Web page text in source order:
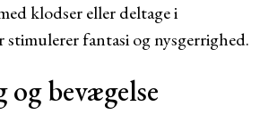
klodser eller deltage i
stimulerer fantasi og nysgerrighed.
bevægelse